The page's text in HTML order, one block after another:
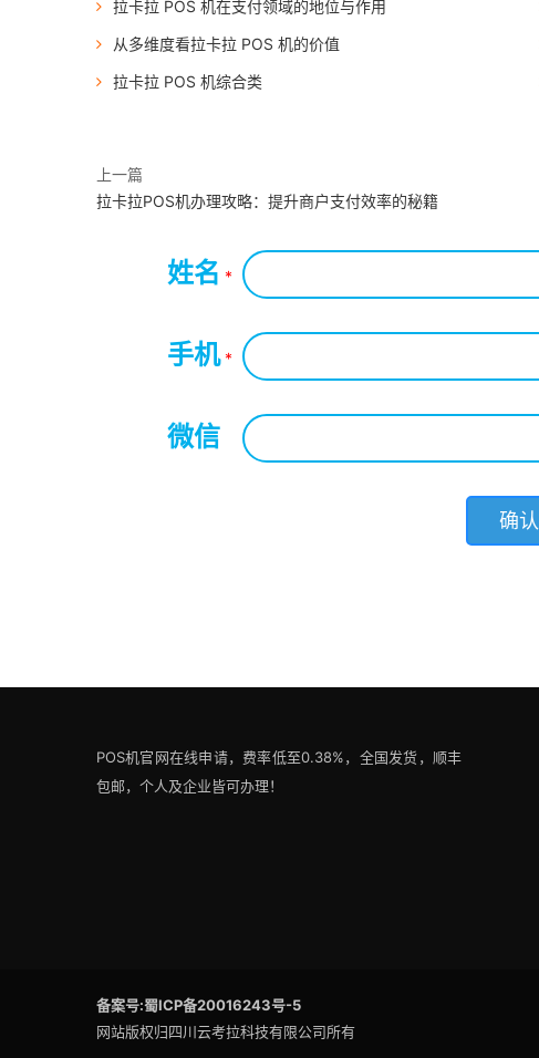
拉卡拉 POS 机在支付领域的地位与作用
从多维度看拉卡拉 POS 机的价值
拉卡拉 POS 机综合类
上一篇
拉卡拉POS机办理攻略：提升商户支付效率的秘籍
姓名 *
手机*
微信
POS机官网在线申请，费率低至0.38%，全国发货，顺丰
包邮，个人及企业皆可办理！
备案号:蜀ICP备20016243号-5
网站版权归四川云考拉科技有限公司所有